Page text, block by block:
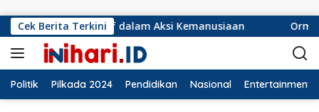
Cek Berita Terkini
dalam Aksi Kemanusiaan Ormas Laskar
Politik Pilkada 2024 Pendidikan Nasional Entertainment